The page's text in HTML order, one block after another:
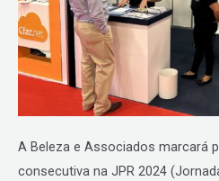
A Beleza e Associados marcará
consecutiva na JPR 2024
para
Médicos
Radiologistas